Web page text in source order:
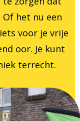
het nu een
voor je vrije
oor. Je kunt
terrecht.